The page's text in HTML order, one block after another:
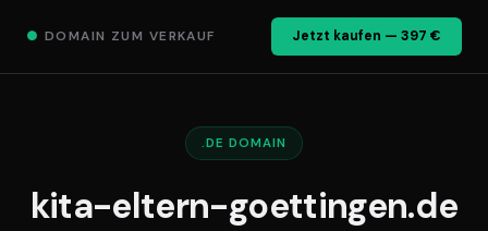
● DOMAIN ZUM VERKAUF Jetzt kaufen — 397 €
.DE DOMAIN
kita-eltern-goettingen.de